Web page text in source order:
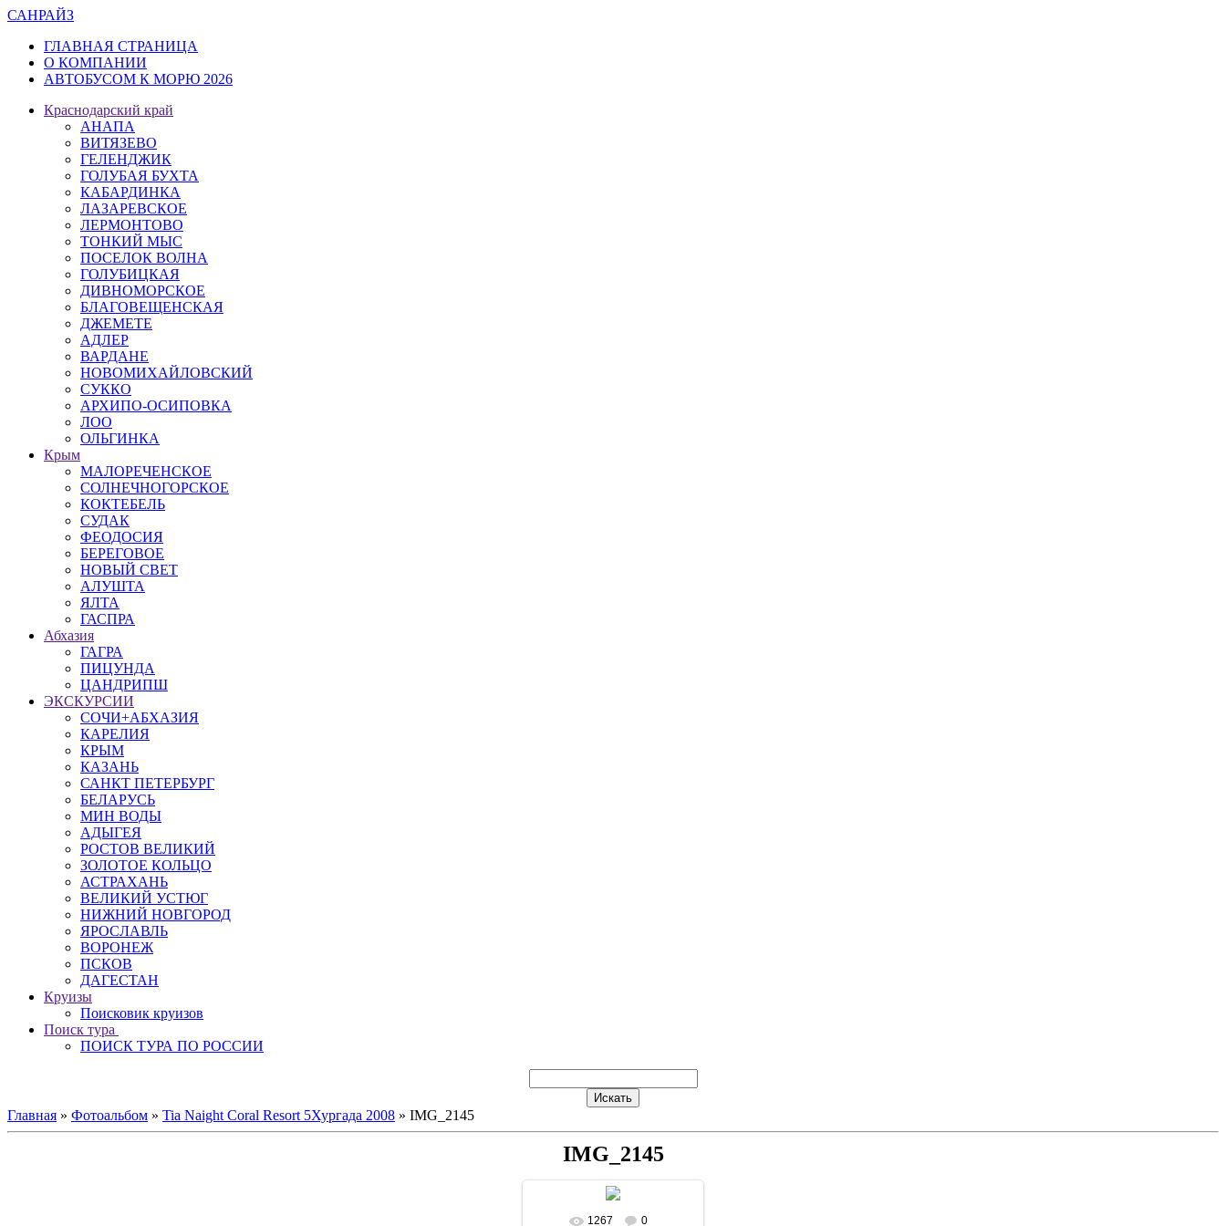
САНРАЙЗ
ГЛАВНАЯ СТРАНИЦА
О КОМПАНИИ
АВТОБУСОМ К МОРЮ 2026
Краснодарский край
АНАПА
ВИТЯЗЕВО
ГЕЛЕНДЖИК
ГОЛУБАЯ БУХТА
КАБАРДИНКА
ЛАЗАРЕВСКОЕ
ЛЕРМОНТОВО
ТОНКИЙ МЫС
ПОСЕЛОК ВОЛНА
ГОЛУБИЦКАЯ
ДИВНОМОРСКОЕ
БЛАГОВЕЩЕНСКАЯ
ДЖЕМЕТЕ
АДЛЕР
ВАРДАНЕ
НОВОМИХАЙЛОВСКИЙ
СУККО
АРХИПО-ОСИПОВКА
ЛОО
ОЛЬГИНКА
Крым
МАЛОРЕЧЕНСКОЕ
СОЛНЕЧНОГОРСКОЕ
КОКТЕБЕЛЬ
СУДАК
ФЕОДОСИЯ
БЕРЕГОВОЕ
НОВЫЙ СВЕТ
АЛУШТА
ЯЛТА
ГАСПРА
Абхазия
ГАГРА
ПИЦУНДА
ЦАНДРИПШ
ЭКСКУРСИИ
СОЧИ+АБХАЗИЯ
КАРЕЛИЯ
КРЫМ
КАЗАНЬ
САНКТ ПЕТЕРБУРГ
БЕЛАРУСЬ
МИН ВОДЫ
АДЫГЕЯ
РОСТОВ ВЕЛИКИЙ
ЗОЛОТОЕ КОЛЬЦО
АСТРАХАНЬ
ВЕЛИКИЙ УСТЮГ
НИЖНИЙ НОВГОРОД
ЯРОСЛАВЛЬ
ВОРОНЕЖ
ПСКОВ
ДАГЕСТАН
Круизы
Поисковик круизов
Поиск тура
ПОИСК ТУРА ПО РОССИИ
Главная » Фотоальбом » Tia Naight Coral Resort 5Хургада 2008 » IMG_2145
IMG_2145
В реальном размере
1267 0